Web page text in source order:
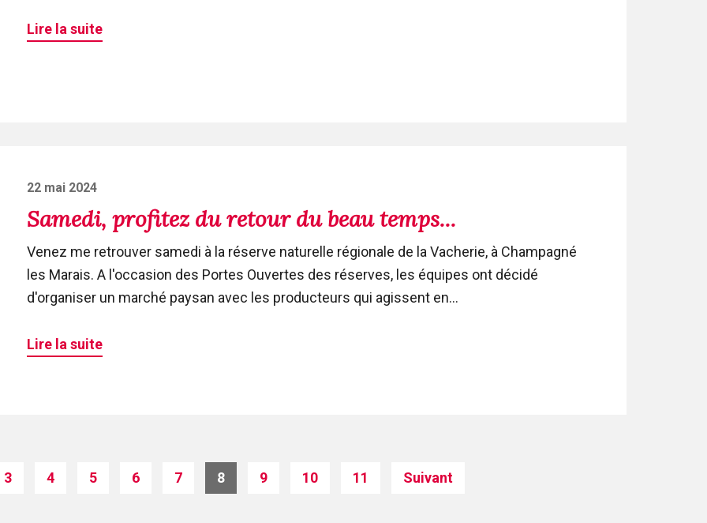
Lire la suite
Posted
on
22 mai 2024
Samedi, profitez du retour du beau temps...
Venez me retrouver samedi à la réserve naturelle régionale de la Vacherie, à Champagné
les Marais. A l'occasion des Portes Ouvertes des réserves, les équipes ont décidé
d'organiser un marché paysan avec les producteurs qui agissent en...
Lire la suite
3 4 5 6 7 8 9 10 11 Suivant